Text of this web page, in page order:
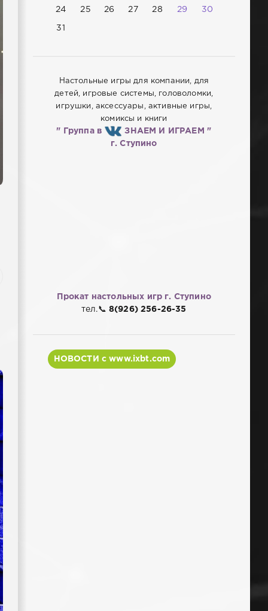
24 25 26 27 28 29 30
31
Настольные игры для компании, для
детей, игровые системы, головоломки,
игрушки, аксессуары, активные игры,
комиксы и книги
" Группа в
ЗНАЕМ И ИГРАЕМ "
г. Ступино
Прокат настольных игр г. Ступино
тел.📞 8(926) 256-26-35
НОВОСТИ с www.ixbt.com